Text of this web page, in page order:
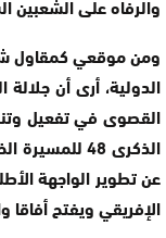
والرفاه على الشعبين
ومن موقعي كمقاول
الدولية، أرى أن
القصوى في تفعيل
الذكرى 48
عن تطوير الواجهة
الإفريقي ويفتح أفاقا